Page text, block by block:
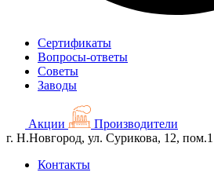
Сертификаты
Вопросы-ответы
Советы
Заводы
Акции
Производители
г. Н.Новгород, ул. Сурикова, 12, пом.1
Контакты